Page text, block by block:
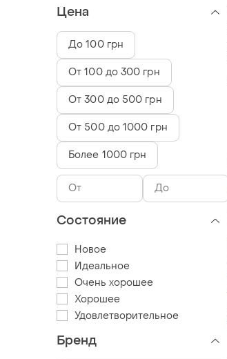
Цена
До 100 грн
От 100 до 300 грн
От 300 до 500 грн
От 500 до 1000 грн
Более 1000 грн
Состояние
Новое
Идеальное
Очень хорошее
Хорошее
Удовлетворительное
Бренд